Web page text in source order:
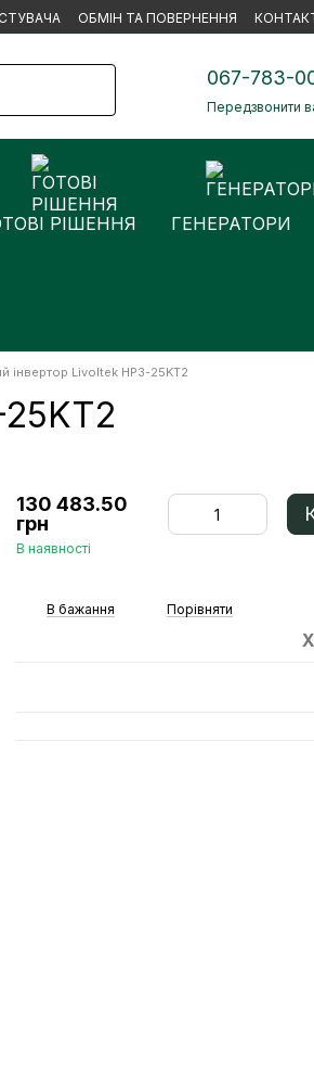
ОБМІН ТА ПОВЕРНЕННЯ
067-783-
Передзвонити
РІШЕННЯ ГЕНЕРАТОРИ
інвертор Livoltek HP3-25KT2
25KT2
130 483.50
грн
В наявності
В бажання Порівняти